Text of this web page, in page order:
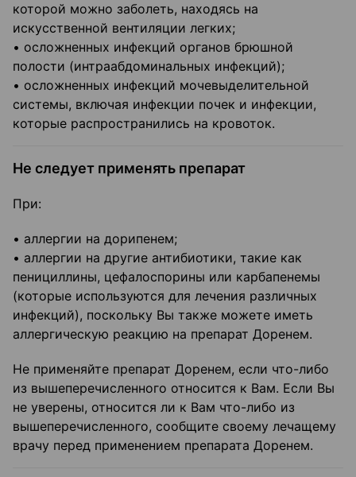
которой можно заболеть, находясь на
искусственной вентиляции легких;
• осложненных инфекций органов брюшной
полости (интраабдоминальных инфекций);
• осложненных инфекций мочевыделительной
системы, включая инфекции почек и инфекции,
которые распространились на кровоток.
Не следует применять препарат
При:
• аллергии на дорипенем;
• аллергии на другие антибиотики, такие как
пенициллины, цефалоспорины или карбапенемы
(которые используются для лечения различных
инфекций), поскольку Вы также можете иметь
аллергическую реакцию на препарат Доренем.
Не применяйте препарат Доренем, если что-либо
из вышеперечисленного относится к Вам. Если Вы
не уверены, относится ли к Вам что-либо из
вышеперечисленного, сообщите своему лечащему
врачу перед применением препарата Доренем.